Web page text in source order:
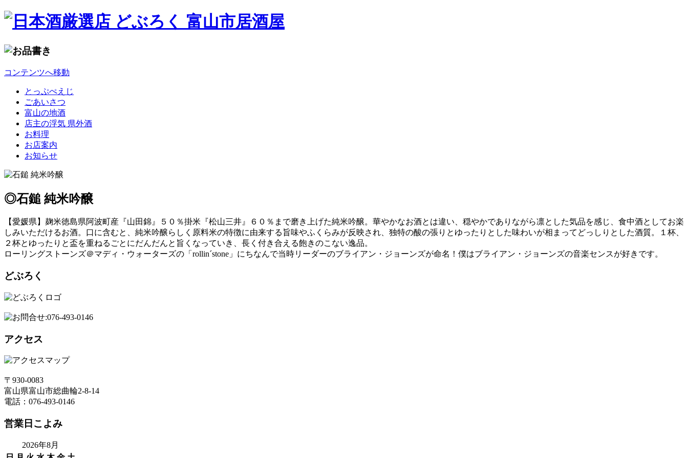
コンテンツへ移動
とっぷぺえじ
ごあいさつ
富山の地酒
店主の浮気 県外酒
お料理
お店案内
お知らせ
◎石鎚 純米吟醸
【愛媛県】麹米徳島県阿波町産『山田錦』５０％掛米『松山三井』６０％まで磨き上げた純米吟醸。華やかなお酒とは違い、穏やかでありながら凛とした気品を感じ、食中酒としてお楽
しみいただけるお酒。口に含むと、純米吟醸らしく原料米の特徴に由来する旨味やふくらみが反映され、独特の酸の張りとゆったりとした味わいが相まってどっしりとした酒質。１杯、
２杯とゆったりと盃を重ねるごとにだんだんと旨くなっていき、長く付き合える飽きのこない逸品。
ローリングストーンズ＠マディ・ウォーターズの「rollin´stone」にちなんで当時リーダーのブライアン・ジョーンズが命名！僕はブライアン・ジョーンズの音楽センスが好きです。
どぶろく
アクセス
〒930-0083
富山県富山市総曲輪2-8-14
電話：076-493-0146
営業日こよみ
2026年8月